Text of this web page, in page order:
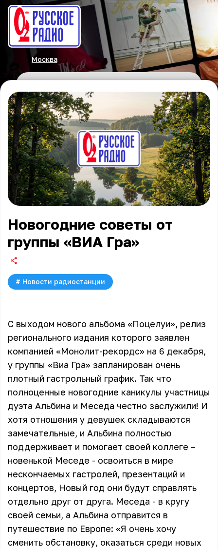
Москва
Новогодние советы от
группы «ВИА Гра»
# Новости радиостанции
С выходом нового альбома «Поцелуи», релиз
регионального издания которого заявлен
компанией «Монолит-рекордс» на 6 декабря,
у группы «Виа Гра» запланирован очень
плотный гастрольный график. Так что
полноценные новогодние каникулы участницы
дуэта Альбина и Меседа честно заслужили! И
хотя отношения у девушек складываются
замечательные, и Альбина полностью
поддерживает и помогает своей коллеге –
новенькой Меседе - освоиться в мире
нескончаемых гастролей, презентаций и
концертов, Новый год они будут справлять
отдельно друг от друга. Меседа - в кругу
своей семьи, а Альбина отправится в
путешествие по Европе: «Я очень хочу
сменить обстановку, оказаться среди новых